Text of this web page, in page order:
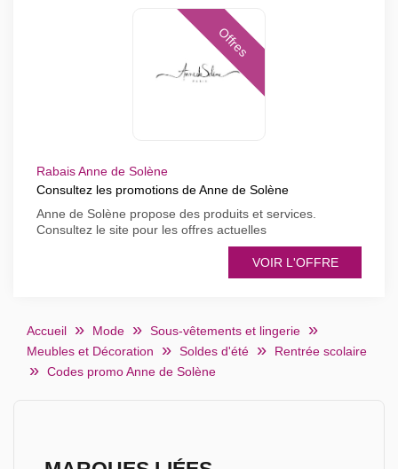
Offres
Rabais Anne de Solène
Consultez les promotions de Anne de Solène
Anne de Solène propose des produits et services.
Consultez le site pour les offres actuelles
VOIR L'OFFRE
Accueil Mode
Sous-vêtements et lingerie
Meubles et Décoration
Soldes d'été
Rentrée scolaire
Codes promo Anne de Solène